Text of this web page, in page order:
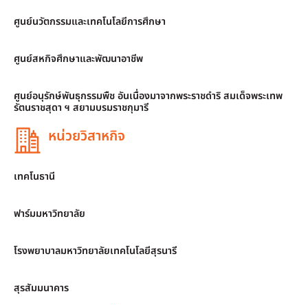
ศูนย์นวัตกรรมและเทคโนโลยีการศึกษา
ศูนย์สหกิจศึกษาและพัฒนาอาชีพ
ศูนย์อนุรักษ์พันธุกรรมพืช อันเนื่องมาจากพระราชดำริ สมเด็จพระเทพ
รัตนราชสุดา ฯ สยามบรมราชกุมารี
หน่วยวิสาหกิจ
เทคโนธานี
ฟาร์มมหาวิทยาลัย
โรงพยาบาลมหาวิทยาลัยเทคโนโลยีสุรนารี
สุรสัมมนาคาร